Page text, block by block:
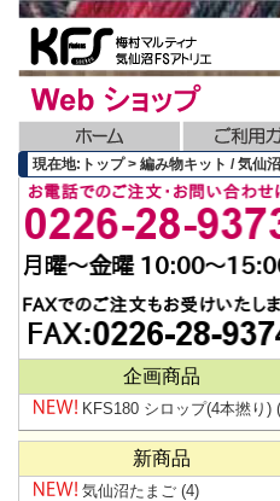
現在地:トップ > 編み物キット / 気仙
企画商品
KFS180 シロップ(4本撚り)
新商品
気仙沼たまご (4)